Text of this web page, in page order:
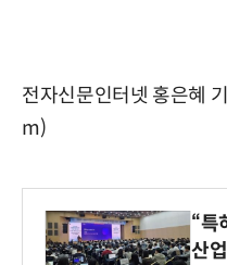
전자신문인터넷 홍은혜
m)
“특
산